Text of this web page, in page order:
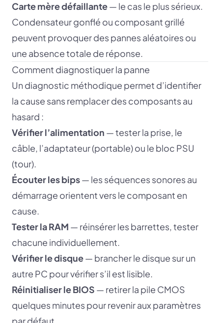
Carte mère défaillante— le cas le plus sérieux.
Condensateur gonflé ou composant grillé
peuvent provoquer des pannes aléatoires ou
une absence totale de réponse.
Comment diagnostiquer la panne
Un diagnostic méthodique permet d’identifier
la cause sans remplacer des composants au
hasard :
Vérifier l’alimentation — tester la prise, le
câble, l’adaptateur (portable) ou le bloc PSU
(tour).
Écouter les bips— les séquences sonores au
démarrage orientent vers le composant en
cause.
Tester la RAM — réinsérer les barrettes, tester
chacune individuellement.
Vérifier le disque— brancher le disque sur un
autre PC pour vérifier s’il est lisible.
Réinitialiser le BIOS — retirer la pile CMOS
quelques minutes pour revenir aux paramètres